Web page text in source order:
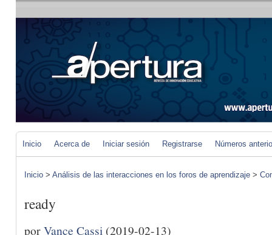
Inicio Acerca de Iniciar sesión Registrarse Números
Inicio > Análisis de las interacciones en los foros de aprendizaje >
ready
porVance Cassi (2019-02-13)